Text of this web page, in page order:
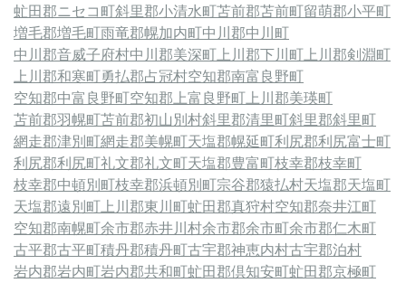
虻田郡ニセコ町斜里郡小清水町苫前郡苫前町留萌郡小平町
増毛郡増毛町雨竜郡幌加内町中川郡中川町
中川郡音威子府村中川郡美深町上川郡下川町上川郡剣淵町
上川郡和寒町勇払郡占冠村空知郡南富良野町
空知郡中富良野町空知郡上富良野町上川郡美瑛町
苫前郡羽幌町苫前郡初山別村斜里郡清里町斜里郡斜里町
網走郡津別町網走郡美幌町天塩郡幌延町利尻郡利尻富士町
利尻郡利尻町礼文郡礼文町天塩郡豊富町枝幸郡枝幸町
枝幸郡中頓別町枝幸郡浜頓別町宗谷郡猿払村天塩郡天塩町
天塩郡遠別町上川郡東川町虻田郡真狩村空知郡奈井江町
空知郡南幌町余市郡赤井川村余市郡余市町余市郡仁木町
古平郡古平町積丹郡積丹町古宇郡神恵内村古宇郡泊村
岩内郡岩内町岩内郡共和町虻田郡倶知安町虻田郡京極町